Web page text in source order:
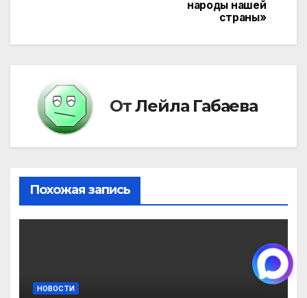
народы нашей
страны»
ОтЛейла Габаева
Похожая запись
НОВОСТИ